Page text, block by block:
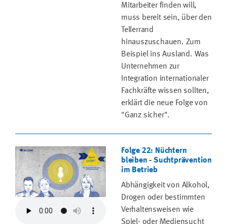
Mitarbeiter finden will,
muss bereit sein, über den
Tellerrand
hinauszuschauen. Zum
Beispiel ins Ausland. Was
Unternehmen zur
Integration internationaler
Fachkräfte wissen sollten,
erklärt die neue Folge von
"Ganz sicher".
Folge 22: Nüchtern
bleiben - Suchtprävention
im Betrieb
Abhängigkeit von Alkohol,
Drogen oder bestimmten
Verhaltensweisen wie
Spiel- oder Mediensucht